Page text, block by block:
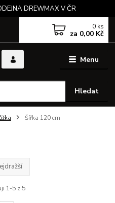
DREWMAX V ČR
Menu
Hledat
0 ks
za 0,00 Kč
Šířka 120 cm
1-5 z 5